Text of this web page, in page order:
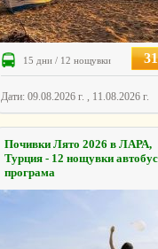
15 дни / 12 нощувки
Дати: 09.08.2026 г. , 11.08.2026 г.
Почивки Лято 2026 в ЛАРА,
Турция - 12 нощувки
програма